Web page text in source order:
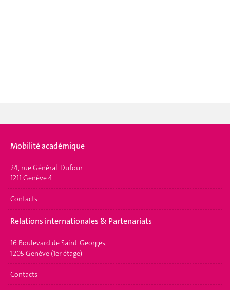
Mobilité académique
24, rue Général-Dufour
1211 Genève 4
Contacts
Relations internationales & Partenariats
16 Boulevard de Saint-Georges,
1205 Genève (1er étage)
Contacts